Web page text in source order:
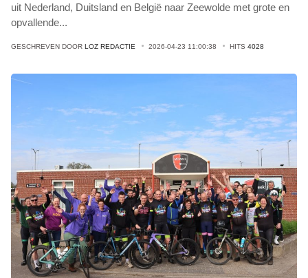
uit Nederland, Duitsland en België naar Zeewolde met grote en
opvallende...
GESCHREVEN DOOR LOZ REDACTIE 2026-04-23 11:00:38 HITS 4028